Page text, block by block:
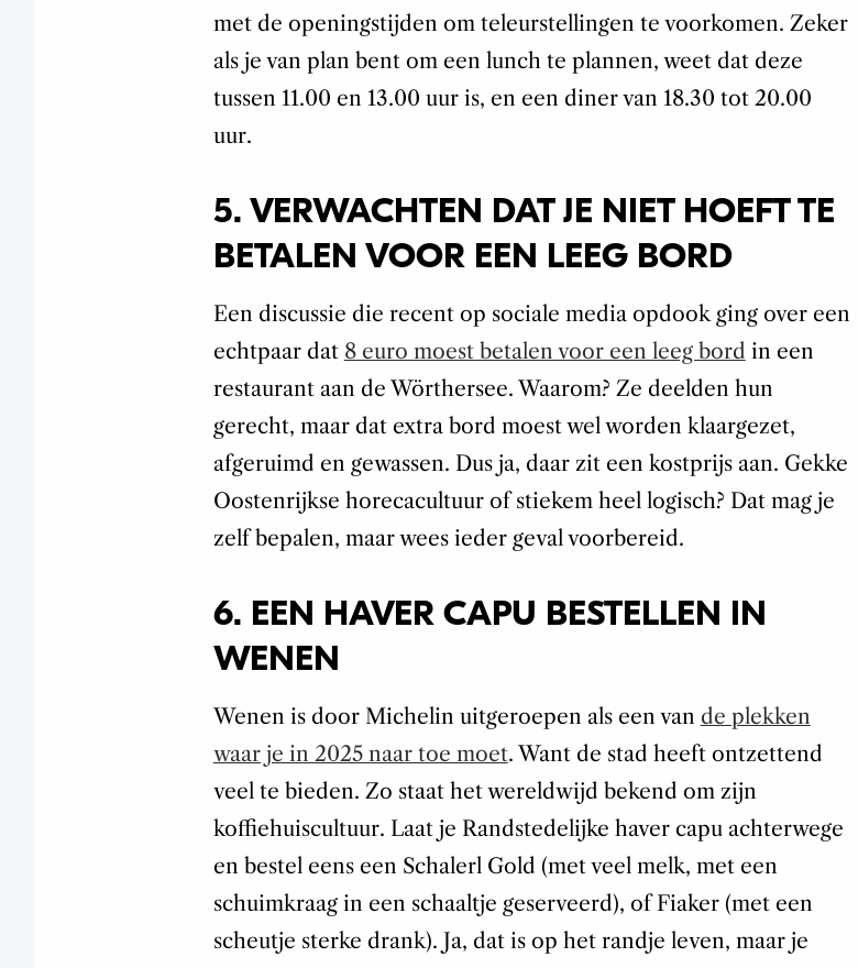
met de openingstijden om teleurstellingen te voorkomen. Zeker
als je van plan bent om een lunch te plannen, weet dat deze
tussen 11.00 en 13.00 uur is, en een diner van 18.30 tot 20.00
uur.
5. VERWACHTEN DAT JE NIET HOEFT TE
BETALEN VOOR EEN LEEG BORD
Een discussie die recent op sociale media opdook ging over een
echtpaar dat 8 euro moest betalen voor een leeg bord in een
restaurant aan de Wörthersee. Waarom? Ze deelden hun
gerecht, maar dat extra bord moest wel worden klaargezet,
afgeruimd en gewassen. Dus ja, daar zit een kostprijs aan. Gekke
Oostenrijkse horecacultuur of stiekem heel logisch? Dat mag je
zelf bepalen, maar wees ieder geval voorbereid.
6. EEN HAVER CAPU BESTELLEN IN
WENEN
Wenen is door Michelin uitgeroepen als een van de plekken
waar je in 2025 naar toe moet. Want de stad heeft ontzettend
veel te bieden. Zo staat het wereldwijd bekend om zijn
koffiehuiscultuur. Laat je Randstedelijke haver capu achterwege
en bestel eens een Schalerl Gold (met veel melk, met een
schuimkraag in een schaaltje geserveerd), of Fiaker (met een
scheutje sterke drank). Ja, dat is op het randje leven, maar je